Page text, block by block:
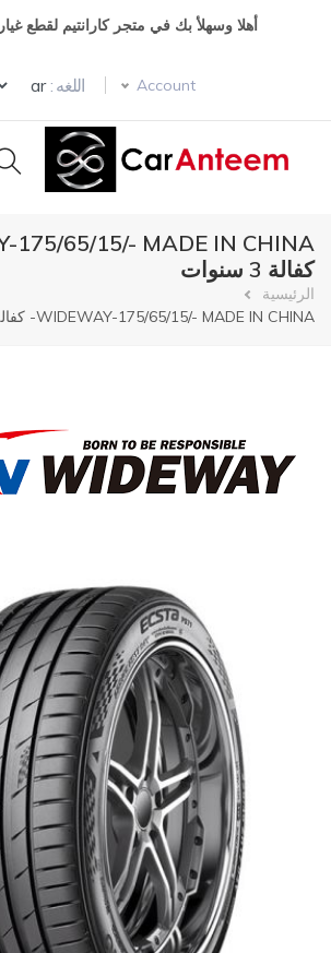
أهلا وسهلأ بك في متجر كارانتيم لقطع
Account اللغه :
your language
كفالة 3 سنوات
مسار
الرئيسية
WIDEWAY-175/65/15/- MADE IN CHINA- كفالة 3 سنوات